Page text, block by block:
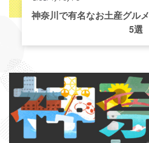
神奈川で有名なお土産グル
5選